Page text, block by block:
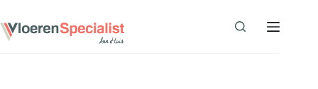
de
inhoud